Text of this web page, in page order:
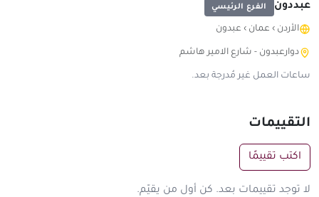
عبددون الفرع الرئيسي
الأردن › عمان › عبدون
دوارعبدون - شارع الامير هاشم
ساعات العمل غير مُدرجة بعد.
التقييمات
اكتب تقييمًا
لا توجد تقييمات بعد. كن أول من يقيّم.